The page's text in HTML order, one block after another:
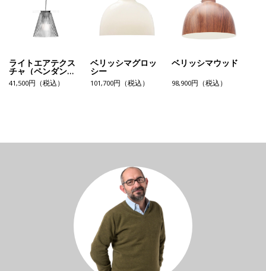
ライトエアテクス
チャ（ペンダン
ト）
41,500円（税込）
ベリッシマグロッ
シー
101,700円（税込）
ベリッシマウッド
98,900円（税込）